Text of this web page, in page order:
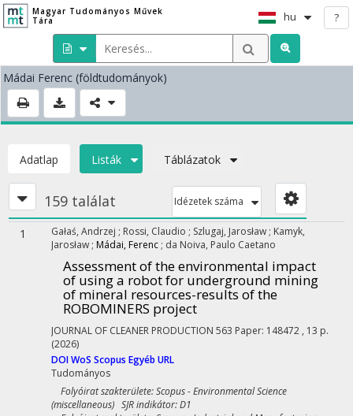
Magyar Tudományos Művek
Tára
hu ?
Mádai Ferenc (földtudományok)
Adatlap Listák Táblázatok
159 találat Idézetek száma
1 Gałaś, Andrzej ; Rossi, Claudio ; Szlugaj, Jarosław ; Kamyk,
Jarosław ; Mádai, Ferenc ; da Noiva, Paulo Caetano
Assessment of the environmental impact
of using a robot for underground mining
of mineral resources-results of the
ROBOMINERS project
JOURNAL OF CLEANER PRODUCTION 563 Paper: 148472 , 13 p.
(2026)
DOIWoS Scopus Egyéb URL
Tudományos
Folyóirat szakterülete: Scopus - Environmental Science
(miscellaneous) SJR indikátor: D1